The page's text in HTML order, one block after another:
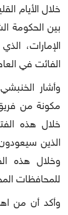
خلال الأيام
بين الحكومة
الإمارات،
الفائت في
وأشار
مكونة من
خلال هذه
الذين
وخلال هذه
للمحافظات
وأكد أن من